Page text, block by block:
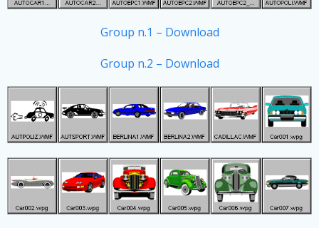
Group n.1 – Download
Group n.2 – Download